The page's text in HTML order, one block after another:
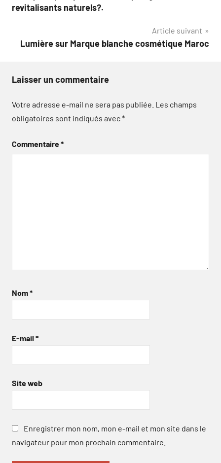
de
revitalisants naturels?.
Article suivant
Lumière sur Marque blanche cosmétique Maroc
Laisser un commentaire
Votre adresse e-mail ne sera pas publiée. Les champs
obligatoires sont indiqués avec*
Commentaire*
Nom*
E-mail *
Site web
Enregistrer mon nom, mon e-mail et mon site dans le
navigateur pour mon prochain commentaire.